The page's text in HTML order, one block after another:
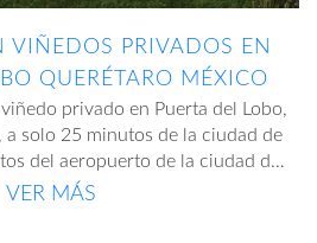
VIÑEDOS PRIVADOS EN
QUERÉTARO MÉXICO
privado en Puerta del Lobo,
a solo 25 minutos de la ciudad de
del aeropuerto de la ciudad de
desarrollo turístico sin
VER MÁS